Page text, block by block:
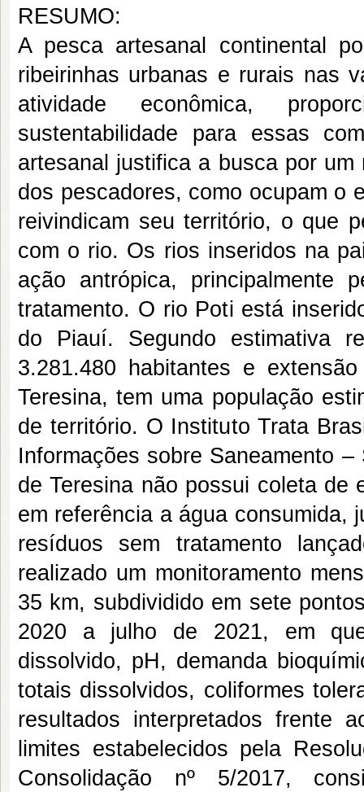
RESUMO:
A pesca artesanal continental
ribeirinhas urbanas e rurais nas
atividade econômica,
sustentabilidade para essas
artesanal justifica a busca por
dos pescadores, como ocupam o
reivindicam seu território, o que
com o rio. Os rios inseridos na
ação antrópica, principalmente
tratamento. O rio Poti está
do Piauí. Segundo estimativa
3.281.480 habitantes e
Teresina, tem uma população
de território. O Instituto Trata
Informações sobre Saneamento
de Teresina não possui coleta de
em referência a água consumida,
resíduos sem tratamento
realizado um monitoramento
35 km, subdividido em sete
2020 a julho de 2021, em
dissolvido, pH, demanda
totais dissolvidos, coliformes
resultados interpretados frente
limites estabelecidos pela
Consolidação nº 5/2017,